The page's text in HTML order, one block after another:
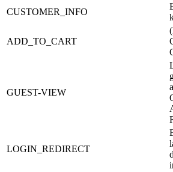
CUSTOMER_INFO
ADD_TO_CART
GUEST-VIEW
LOGIN_REDIRECT